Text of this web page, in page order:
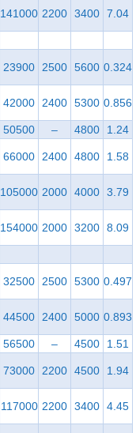
141000 2200 3400 7.04
23900 2500 5600 0.324
42000 2400 5300 0.856
50500 – 4800 1.24
66000 2400 4800 1.58
105000 2000 4000 3.79
154000 2000 3200 8.09
32500 2500 5300 0.497
44500 2400 5000 0.893
56500 – 4500 1.51
73000 2200 4500 1.94
117000 2200 3400 4.45